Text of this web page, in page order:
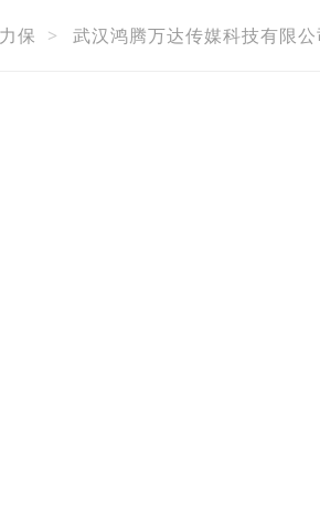
保 > 武汉鸿腾万达传媒科技有限公